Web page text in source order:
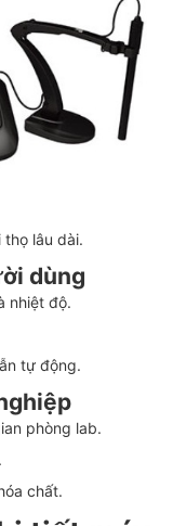
lâu dài.
dùng
nhiệt độ.
tự động.
phòng lab.
chất.